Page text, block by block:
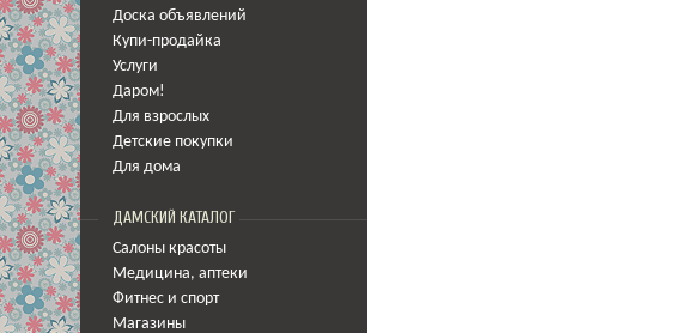
Доска объявлений
Купи-продайка
Услуги
Даром!
Для взрослых
Детские покупки
Для дома
ДАМСКИЙ КАТАЛОГ
Салоны красоты
Медицина, аптеки
Фитнес и спорт
Магазины